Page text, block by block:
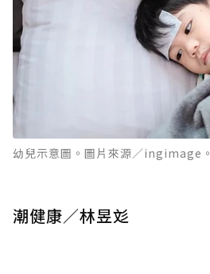
幼兒示意圖。圖片來源／ingimage。
潮健康／林昱彣